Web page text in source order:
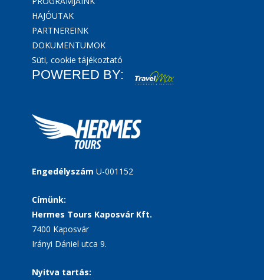
HAJÓUTAK
PARTNEREINK
DOKUMENTUMOK
Süti, cookie tájékoztató
POWERED BY:
Engedélyszám U-001152
Címünk:
Hermes Tours Kaposvár Kft.
7400 Kaposvár
Irányi Dániel utca 9.
Nyitva tartás: